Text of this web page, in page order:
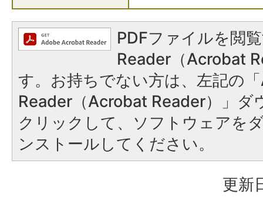
PDFファイルを閲
Reader（Acrobat
す。お持ちでない方は、左記の
Reader（Acrobat Reader）」ダ
クリックして、ソフトウェアを
ンストールしてください。
更新